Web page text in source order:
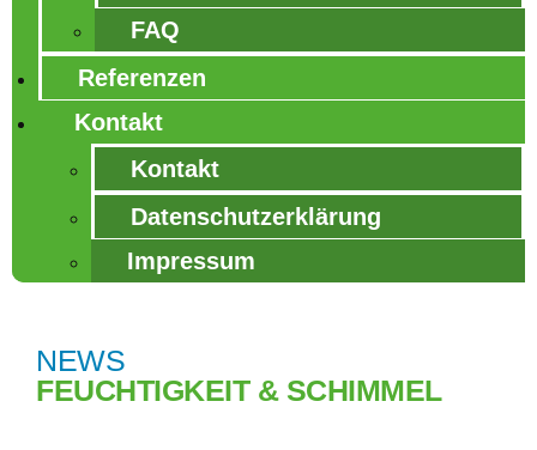
FAQ
Referenzen
Kontakt
Kontakt
Datenschutzerklärung
Impressum
NEWS
FEUCHTIGKEIT & SCHIMMEL